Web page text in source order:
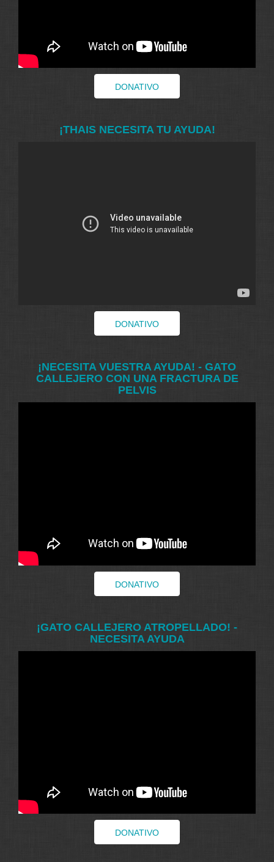
DONATIVO
¡THAIS NECESITA TU AYUDA!
DONATIVO
¡NECESITA VUESTRA AYUDA! - GATO
CALLEJERO CON UNA FRACTURA DE
PELVIS
DONATIVO
¡GATO CALLEJERO ATROPELLADO! -
NECESITA AYUDA
DONATIVO